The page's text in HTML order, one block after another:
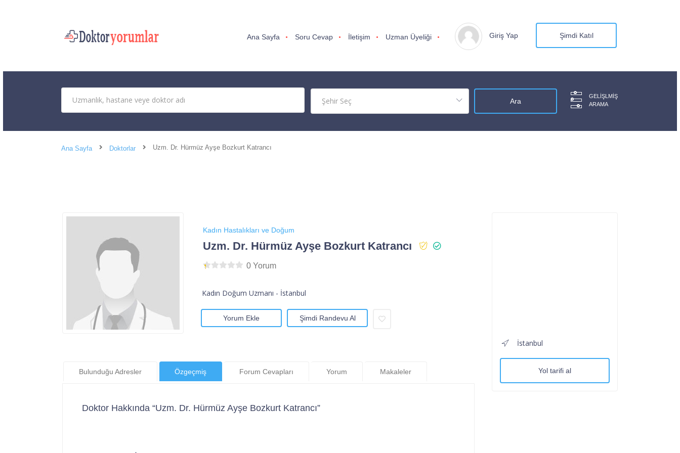
Ana Sayfa Soru Cevap İletişim Uzman Üyeliği Giriş Yap Şimdi Katıl
GELIŞLMIŞ
ARAMA
Ana Sayfa Doktorlar Uzm. Dr. Hürmüz Ayşe Bozkurt Katrancı
Kadın Hastalıkları ve Doğum
Uzm. Dr. Hürmüz Ayşe Bozkurt Katrancı
0 Yorum
Kadın Doğum Uzmanı - İstanbul
Yorum Ekle Şimdi Randevu Al
Bulunduğu Adresler Özgeçmiş Forum Cevapları Yorum Makaleler
Doktor Hakkında “Uzm. Dr. Hürmüz Ayşe Bozkurt Katrancı”
İstanbul
Yol tarifi al